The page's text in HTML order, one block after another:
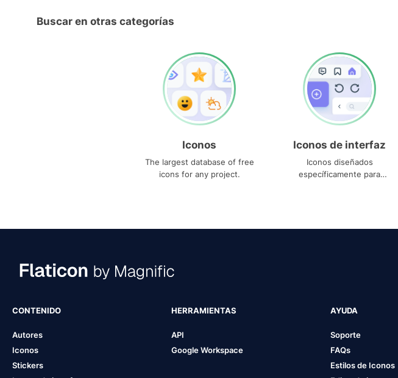
Buscar en otras categorías
Iconos
The largest database of free
icons for any project.
Iconos de interfaz
Iconos diseñados
específicamente para
CONTENIDO
Autores
Iconos
Stickers
HERRAMIENTAS
API
Google Workspace
AYUDA
Soporte
FAQs
Estilos de Iconos